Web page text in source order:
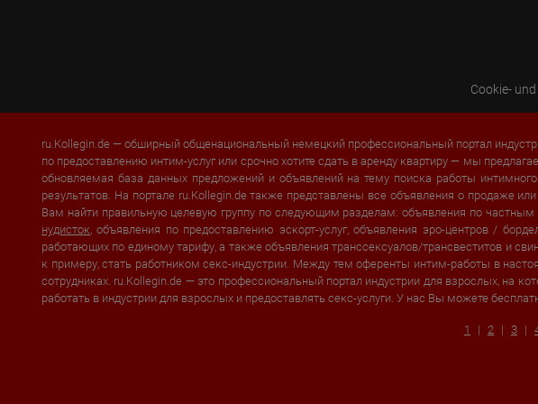
required to do so by
information on
Google within member
contracting states to
cases will the full IP
and shortened there.
not merged with other
Information collected
Origin (country and
Language
Operating system
Device (PC, tablet
Browser and any
Resolution of the
Visitor source
Which files were
Which videos were
Were any
Where did the visitor
How long did the
Cookie-
ru.Kollegin.de — обширный общенациональный немецкий профессиональный портал
по предоставлению интим-услуг или срочно хотите сдать в аренду квартиру — мы
обновляемая база данных предложений и объявлений на тему поиска работы
результатов. На портале ru.Kollegin.de также представлены все объявления о продаже
Вам найти правильную целевую группу по следующим разделам: объявления по частным
нудисток, объявления по предоставлению эскорт-услуг, объявления эро-центров /
работающих по единому тарифу, а также объявления транссексуалов/трансвеститов и
к примеру, стать работником секс-индустрии. Между тем оференты интим-работы в
сотрудниках. ru.Kollegin.de — это профессиональный портал индустрии для взрослых, на
работать в индустрии для взрослых и предоставлять секс-услуги. У нас Вы можете
1 2 3